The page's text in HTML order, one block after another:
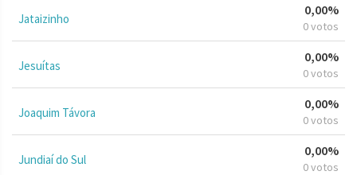
Jataizinho
0,00%
0 votos
Jesuítas
0,00%
0 votos
Joaquim Távora
0,00%
0 votos
Jundiaí do Sul
0,00%
0 votos